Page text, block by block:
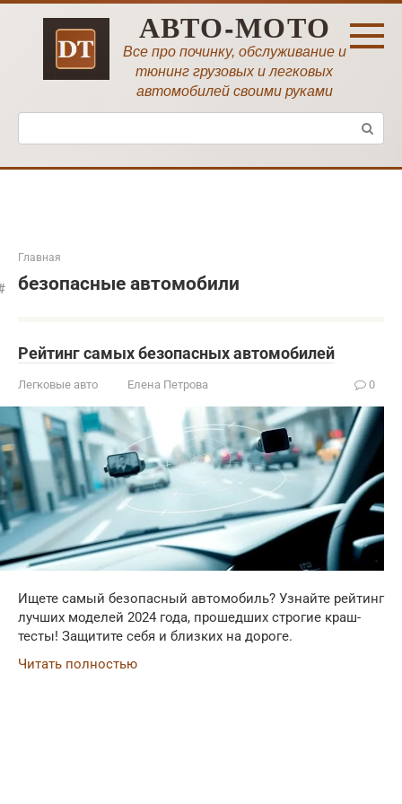
Перейти
АВТО-МОТО
Все про починку, обслуживание и
тюнинг грузовых и легковых
автомобилей своими руками
Поиск:
Главная
безопасные автомобили
Рейтинг самых безопасных автомобилей
Легковые авто Елена Петрова 0
Ищете самый безопасный автомобиль? Узнайте рейтинг
лучших моделей 2024 года, прошедших строгие краш-
тесты! Защитите себя и близких на дороге.
Читать полностью